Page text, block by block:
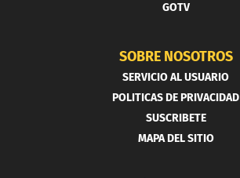
GOTV
SOBRE NOSOTROS
SERVICIO AL USUARIO
POLITICAS DE PRIVACIDAD
SUSCRIBETE
MAPA DEL SITIO